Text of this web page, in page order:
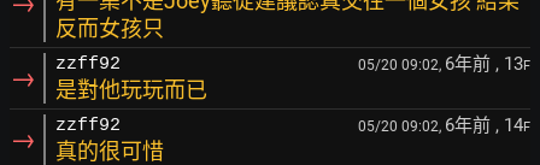
反而女孩只
→ zzff92 05/20 09:02, 6年前 , 13F
是對他玩玩而已
→ zzff92 05/20 09:02, 6年前 , 14F
真的很可惜